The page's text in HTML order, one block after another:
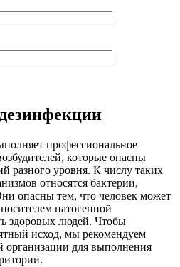
профессиональное
которые опасны
разного уровня. К числу таких
относятся бактерии,
опасны тем, что человек может
патогенной
здоровых людей. Чтобы
исход, мы рекомендуем
организации для выполнения